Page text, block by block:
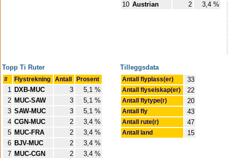
10 Austrian 2 3,4 %
Topp Ti Ruter
# Flystrekning Antall Prosent
1 DXB-MUC 3
5,1 %
2 MUC-SAW 3
5,1 %
3 SAW-MUC 3
5,1 %
4 CGN-MUC 2
3,4 %
5 MUC-FRA 2
3,4 %
6 BJV-MUC 2
3,4 %
7 MUC-CGN 2
3,4 %
Tilleggsdata
Antall flyplass(er) 33
Antall flyselskap(er) 22
Antall flytype(r) 20
Antall fly 43
Antall rute(r) 47
Antall land 15